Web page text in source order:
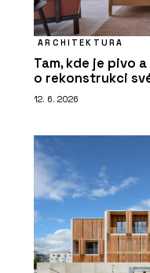
ARCHITEKTURA
Tam, kde je pivo
o rekonstrukci
12. 6. 2026